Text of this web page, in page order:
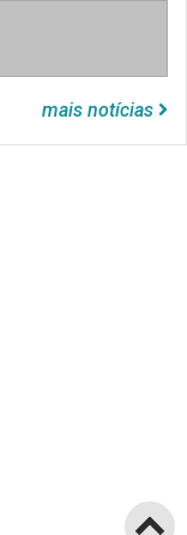
mais notícias